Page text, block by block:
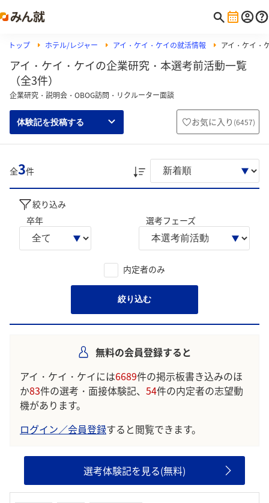
トップ ホテル/レジャー アイ・ケイ・ケイの就活情報 アイ・ケイ・
アイ・ケイ・ケイの企業研究・本選考前活動一覧
（全3件）
企業研究・説明会・OBOG訪問・リクルーター面談
体験記を投稿する お気に入り (6457)
全3件
絞り込み
卒年
選考フェーズ
内定者のみ
絞り込む
無料の会員登録すると
アイ・ケイ・ケイには6689件の掲示板書き込みのほ
か83件の選考・面接体験記、 54件の内定者の志望動
機があります。
ログイン／会員登録すると閲覧できます。
選考体験記を見る(無料)